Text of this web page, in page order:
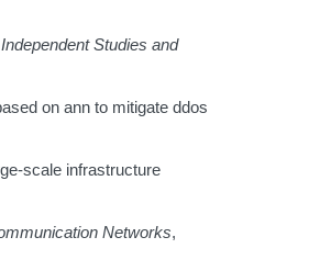
Studies and
on ann to mitigate ddos
scale infrastructure
Networks,